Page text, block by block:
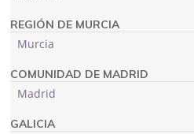
REGIÓN DE MURCIA
Murcia
COMUNIDAD DE MADRID
Madrid
GALICIA